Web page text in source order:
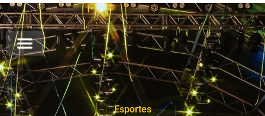
Esportes